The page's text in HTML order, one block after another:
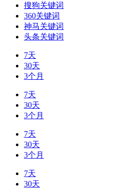
搜狗关键词
360关键词
神马关键词
头条关键词
7天
30天
3个月
7天
30天
3个月
7天
30天
3个月
7天
30天